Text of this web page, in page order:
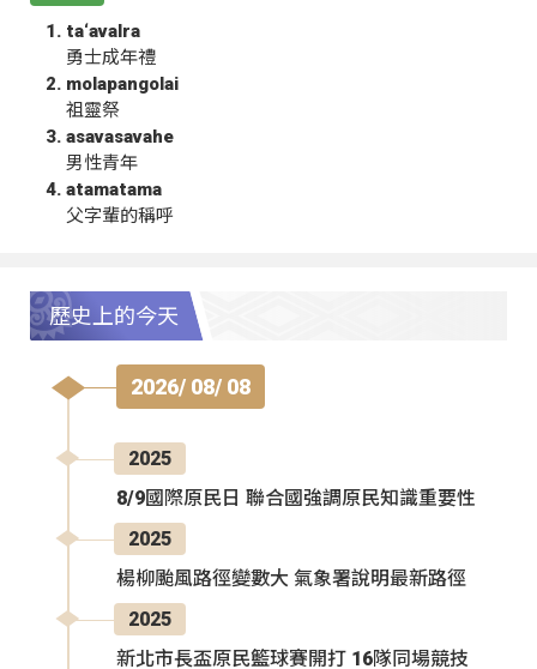
ta‘avalra
勇士成年禮
molapangolai
祖靈祭
asavasavahe
男性青年
atamatama
父字輩的稱呼
歷史上的今天
2026/ 08/ 08
2025
8/9國際原民日 聯合國強調原民知識重要性
2025
楊柳颱風路徑變數大 氣象署說明最新路徑
2025
新北市長盃原民籃球賽開打 16隊同場競技